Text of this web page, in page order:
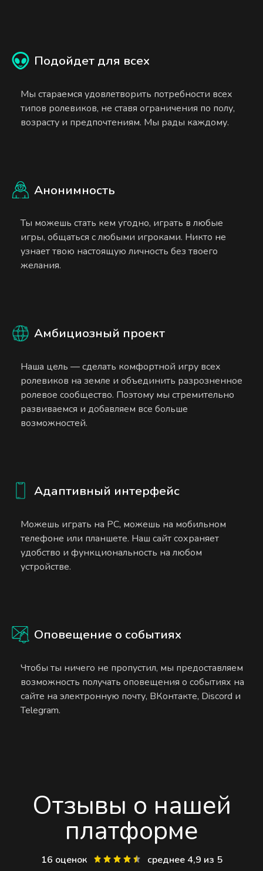
Подойдет для всех
Мы стараемся удовлетворить потребности всех
типов ролевиков, не ставя ограничения по полу,
возрасту и предпочтениям. Мы рады каждому.
Анонимность
Ты можешь стать кем угодно, играть в любые
игры, общаться с любыми игроками. Никто не
узнает твою настоящую личность без твоего
желания.
Амбициозный проект
Наша цель — сделать комфортной игру всех
ролевиков на земле и объединить разрозненное
ролевое сообщество. Поэтому мы стремительно
развиваемся и добавляем все больше
возможностей.
Адаптивный интерфейс
Можешь играть на PC, можешь на мобильном
телефоне или планшете. Наш сайт сохраняет
удобство и функциональность на любом
устройстве.
Оповещение о событиях
Чтобы ты ничего не пропустил, мы предоставляем
возможность получать оповещения о событиях на
сайте на электронную почту, ВКонтакте, Discord и
Telegram.
Отзывы о нашей
платформе
16 оценок среднее 4,9 из 5